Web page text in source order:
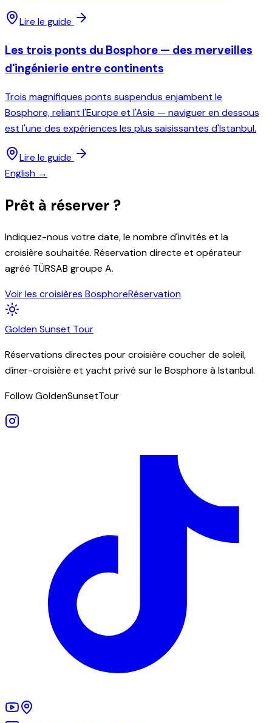
Lire le guide
Les trois ponts du Bosphore — des merveilles
d'ingénierie entre continents
Trois magnifiques ponts suspendus enjambent le
Bosphore, reliant l'Europe et l'Asie — naviguer en dessous
est l'une des expériences les plus saisissantes d'Istanbul.
Lire le guide
English →
Prêt à réserver ?
Indiquez-nous votre date, le nombre d'invités et la
croisière souhaitée. Réservation directe et opérateur
agréé TÜRSAB groupe A.
Voir les croisières BosphoreRéservation
GoldenSunset Tour
Réservations directes pour croisière coucher de soleil,
dîner-croisière et yacht privé sur le Bosphore à Istanbul.
Follow GoldenSunsetTour